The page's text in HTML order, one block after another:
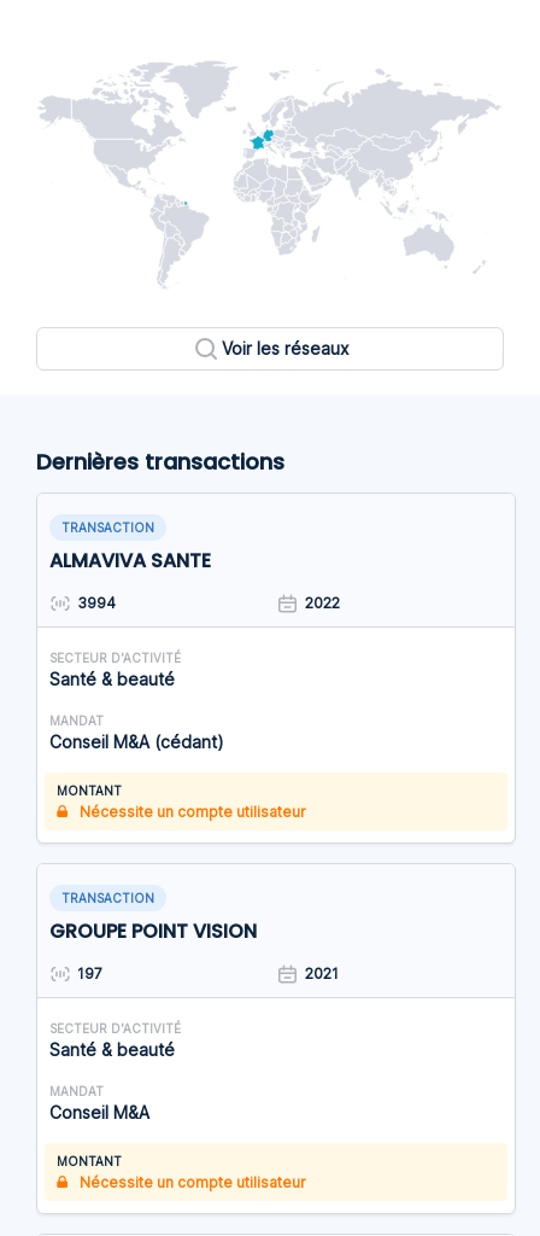
Voir les réseaux
Dernières transactions
TRANSACTION
ALMAVIVA SANTE
3994 2022
SECTEUR D'ACTIVITÉ
Santé & beauté
MANDAT
Conseil M&A (cédant)
MONTANT
Nécessite un compte utilisateur
TRANSACTION
GROUPE POINT VISION
197 2021
SECTEUR D'ACTIVITÉ
Santé & beauté
MANDAT
Conseil M&A
MONTANT
Nécessite un compte utilisateur